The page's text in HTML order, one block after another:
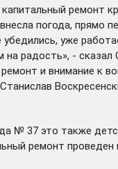
ремонт
погода, прямо
уже
радость», - сказал
и внимание к
№ 37 это также
ремонт проведен